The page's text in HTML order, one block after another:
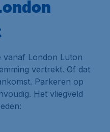
vanaf London Luton
vertrekt. Of dat
Parkeren op
Het vliegveld